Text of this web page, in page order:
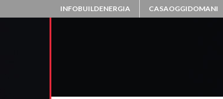
INFOBUILDENERGIA CASAOGGIDOMANI